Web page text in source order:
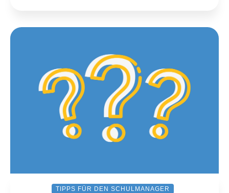
TIPPS FÜR DEN SCHULMANAGER